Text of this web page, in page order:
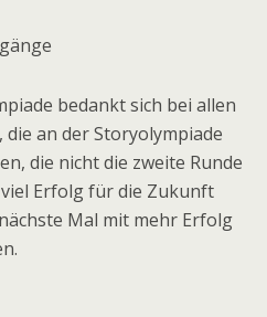
bedankt sich bei allen
an der Storyolympiade
die nicht die zweite Runde
Erfolg für die Zukunft
Mal mit mehr Erfolg